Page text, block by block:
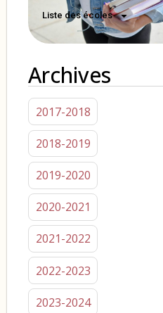
Liste des écoles
Archives
2017-2018
2018-2019
2019-2020
2020-2021
2021-2022
2022-2023
2023-2024